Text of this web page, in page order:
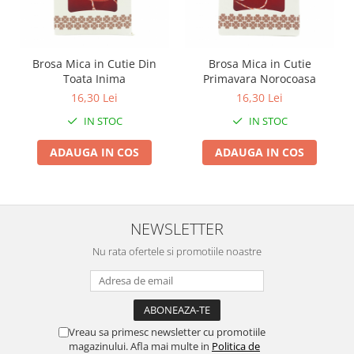
Zdrobitoare si teascuri
Zdrobitoare electrice
Zdrobitoare electrice & manuale
Zdrobitoare manuale
Masini de cusut si accesorii
Articole antidaunatori gradina
Unelte manuale de gradina -
Folie si plase pt plante
Masini de maturat manuale
Masini batut stalpi
Brosa Mica in Cutie Din
Toata Inima
16,30 Lei
IN STOC
ADAUGA IN COS
Brosa Mica in Cutie
Primavara Norocoasa
16,30 Lei
IN STOC
ADAUGA IN COS
NEWSLETTER
Nu rata ofertele si promotiile noastre
Vreau sa primesc newsletter cu promotiile
magazinului. Afla mai multe in Politica de